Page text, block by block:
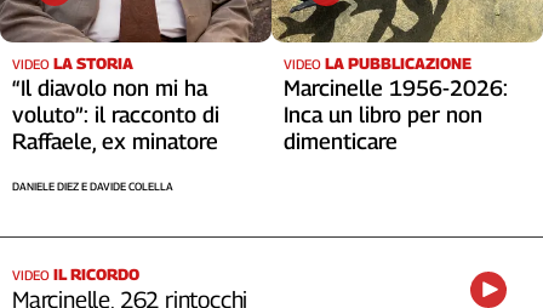
VIDEO LA STORIA
“Il diavolo non mi ha
voluto”: il racconto di
Raffaele, ex minatore
DANIELE DIEZ E DAVIDE COLELLA
VIDEO LA PUBBLICAZIONE
Marcinelle 1956-2026:
Inca un libro per non
dimenticare
VIDEO IL RICORDO
Marcinelle, 262 rintocchi